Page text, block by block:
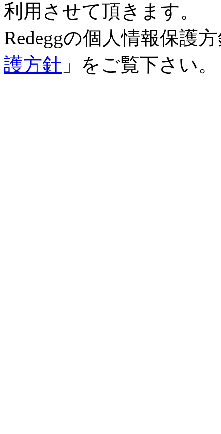
利用させて頂きます。
Redeggの個人情報保護
護方針 」をご覧下さい。